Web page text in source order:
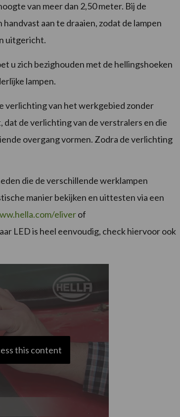
van meer dan 2,50 meter. Bij de
aan te draaien, zodat de lampen
uitgericht.
u zich bezighouden met de hellingshoeken
lampen.
verlichting van het werkgebied zonder
dat de verlichting van de verstralers en die
overgang vormen. Zodra de verlichting
die de verschillende werklampen
manier bekijken en uittesten via een
eliverof
LED is heel eenvoudig, check hiervoor ook
this content